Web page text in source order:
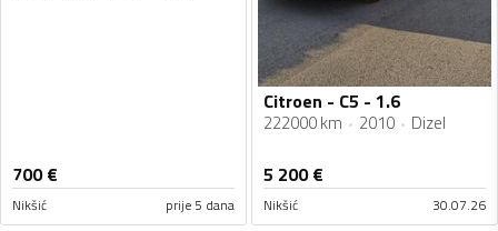
700€
Nikšić prije 5 dana
Citroen - C5 - 1.6
222000 km 2010 Dizel
5 200€
Nikšić 30.07.26